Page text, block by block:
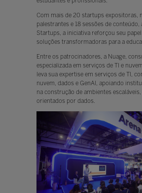
Com mais de 20 startups expositoras,
palestrantes e 18 sessões de conteúdo,
Startups, a iniciativa reforçou seu
soluções transformadoras para a
Entre os patrocinadores, a Nuage,
especializada em serviços de TI e
leva sua expertise em serviços de TI,
nuvem, dados e GenAI, apoiando
na construção de ambientes
orientados por dados.